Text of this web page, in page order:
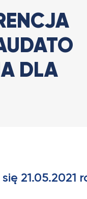
DLA
21.05.2021